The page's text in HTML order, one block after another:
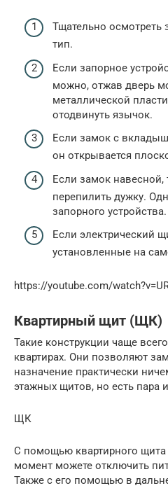
Тщательно осмотреть
тип.
Если запорное
можно, отжав дверь
металлической
отодвинуть язычок.
Если замок с
он открывается
Если замок
перепилить дужку.
запорного устройства.
Если электрический
установленные на
https://youtube.com/
Квартирный щит (ЩК)
Такие конструкции чаще
квартирах. Они позволяют
назначение практически
этажных щитов, но есть пара
ЩК
С помощью квартирного
момент можете отключить
Также с его помощью в